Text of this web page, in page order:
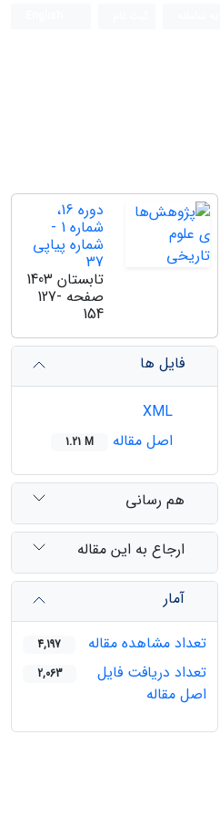
دوره 16،
شماره 1 -
شماره پیاپی
37
تابستان 1403
صفحه 127-
154
فایل ها
اصل مقاله
1.21 M
هم رسانی
ارجاع به این مقاله
آمار
تعداد مشاهده مقاله
4,197
تعداد دریافت فایل
اصل مقاله
2,063